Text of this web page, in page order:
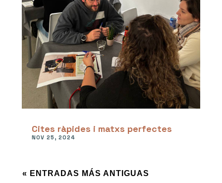
Cites ràpides i matxs perfectes
NOV 25, 2024
« ENTRADAS MÁS ANTIGUAS